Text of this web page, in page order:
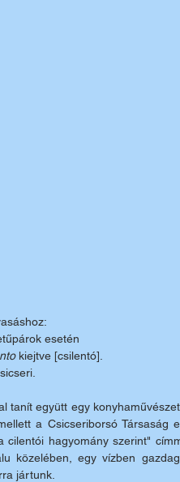
esetén
kiejtve [csilentó].
tanít együtt egy
a Csicseriborsó Társaság
hagyomány szerint"
közelében, egy vízben
jártunk.